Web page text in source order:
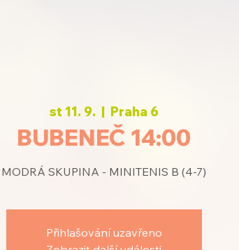
st 11. 9.
  |
Praha 6
BUBENEČ 14:00
MODRÁ SKUPINA - MINITENIS B (4-7)
Přihlašování uzavřeno